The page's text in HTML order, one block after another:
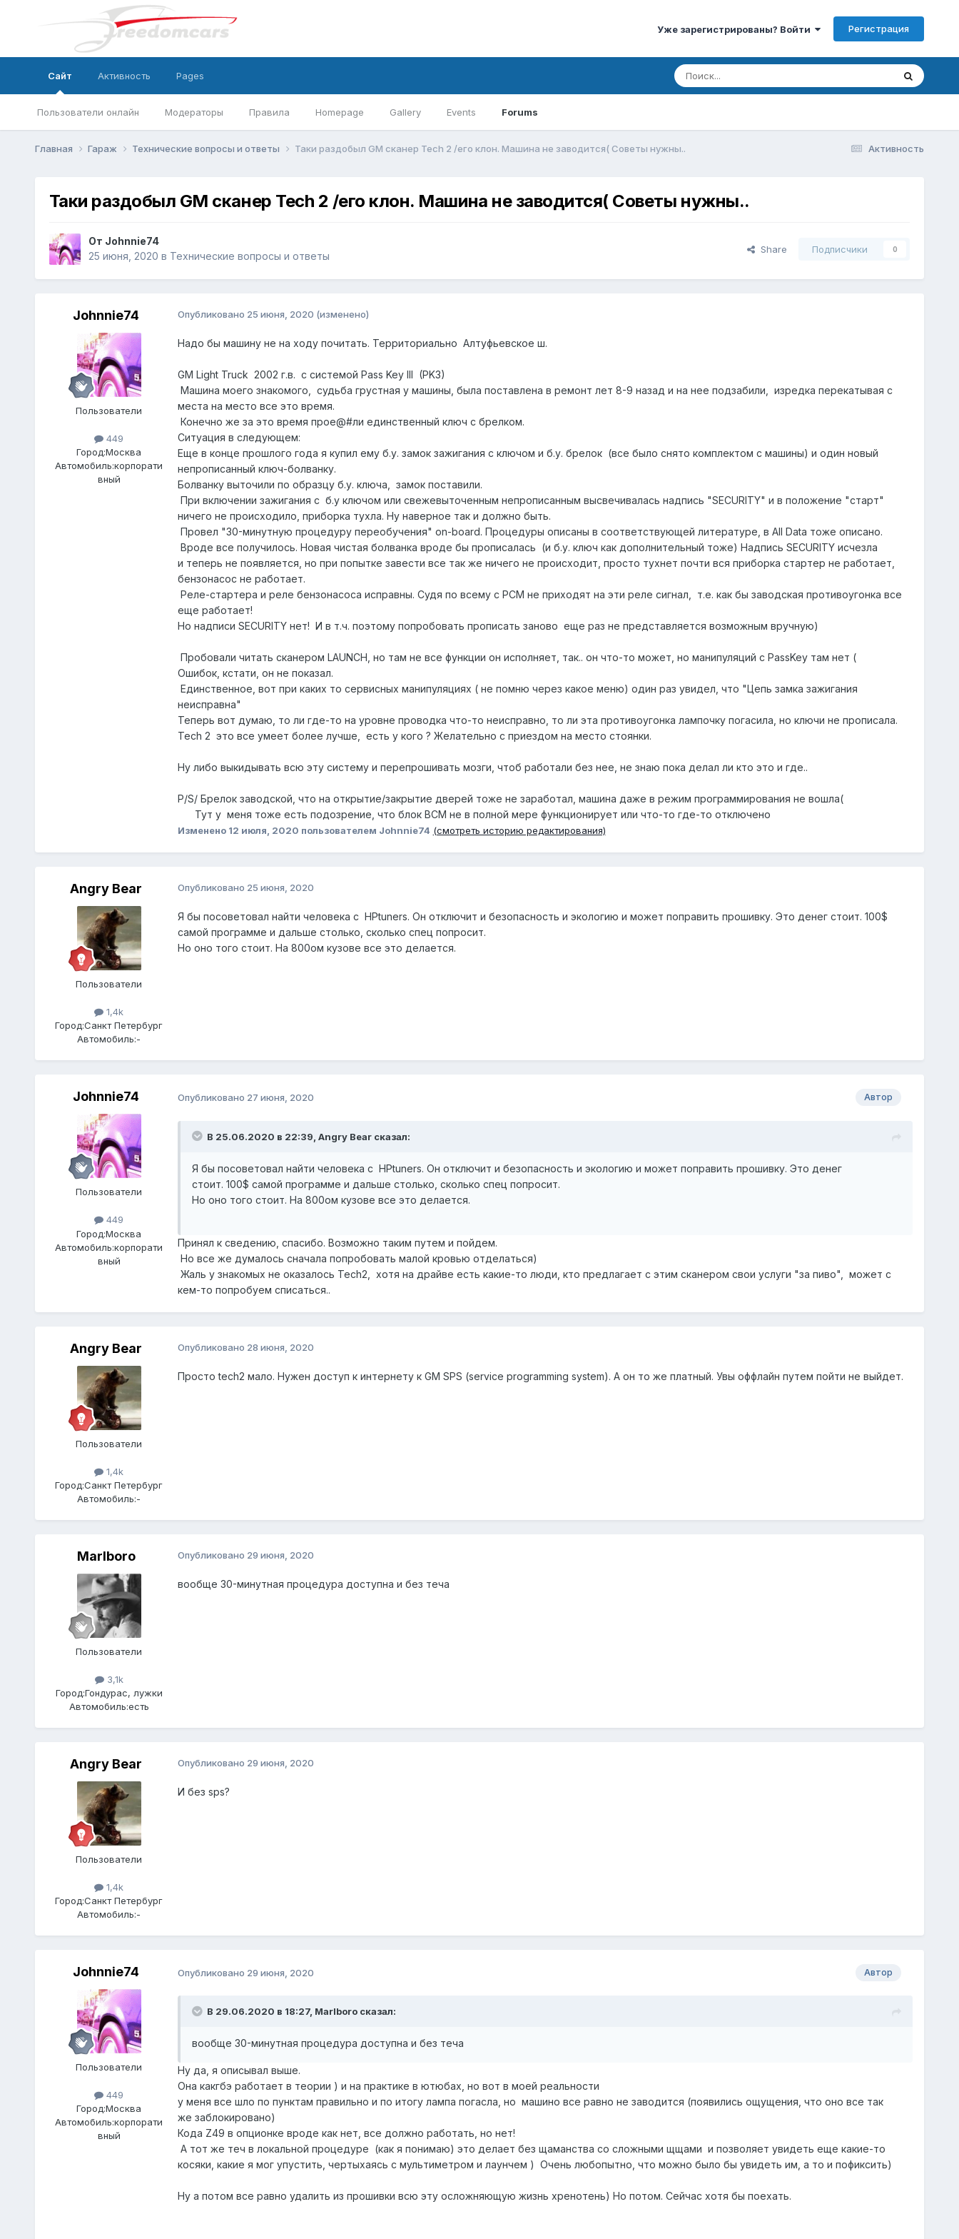
Уже зарегистрированы? Войти Регистрация
Сайт
Пользователи онлайн Модераторы Правила Homepage Gallery Events Forums
Активность Pages
Активность
Главная Гараж Технические вопросы и ответы Таки раздобыл GM сканер Tech 2 /его клон. Машина не заводится( Советы нужны..
Таки раздобыл GM сканер Tech 2 /его клон. Машина не заводится( Советы нужны..
От Johnnie74
25 июня, 2020 в Технические вопросы и ответы
Share Подписчики 0
Johnnie74
Пользователи
449
Город:Москва
Автомобиль:корпорати
вный
Опубликовано 25 июня, 2020 (изменено)
Надо бы машину не на ходу почитать. Территориально Алтуфьевское ш.
GM Light Truck 2002 г.в. с системой Pass Key III (PK3)
Машина моего знакомого, судьба грустная у машины, была поставлена в ремонт лет 8-9 назад и на нее подзабили, изредка перекатывая с
места на место все это время.
Конечно же за это время прое@#ли единственный ключ с брелком.
Ситуация в следующем:
Еще в конце прошлого года я купил ему б.у. замок зажигания с ключом и б.у. брелок (все было снято комплектом с машины) и один новый
непрописанный ключ-болванку.
Болванку выточили по образцу б.у. ключа, замок поставили.
При включении зажигания с б.у ключом или свежевыточенным непрописанным высвечивалась надпись "SECURITY" и в положение "старт"
ничего не происходило, приборка тухла. Ну наверное так и должно быть.
Провел "30-минутную процедуру переобучения" on-board. Процедуры описаны в соответствующей литературе, в All Data тоже описано.
Вроде все получилось. Новая чистая болванка вроде бы прописалась (и б.у. ключ как дополнительный тоже) Надпись SECURITY исчезла
и теперь не появляется, но при попытке завести все так же ничего не происходит, просто тухнет почти вся приборка стартер не работает,
бензонасос не работает.
Реле-стартера и реле бензонасоса исправны. Судя по всему с PCM не приходят на эти реле сигнал, т.е. как бы заводская противоугонка все
еще работает!
Но надписи SECURITY нет! И в т.ч. поэтому попробовать прописать заново еще раз не представляется возможным вручную)
Пробовали читать сканером LAUNCH, но там не все функции он исполняет, так.. он что-то может, но манипуляций с PassKey там нет (
Ошибок, кстати, он не показал.
Единственное, вот при каких то сервисных манипуляциях ( не помню через какое меню) один раз увидел, что "Цепь замка зажигания
неисправна"
Теперь вот думаю, то ли где-то на уровне проводка что-то неисправно, то ли эта противоугонка лампочку погасила, но ключи не прописала.
Tech 2 это все умеет более лучше, есть у кого ? Желательно с приездом на место стоянки.
Ну либо выкидывать всю эту систему и перепрошивать мозги, чтоб работали без нее, не знаю пока делал ли кто это и где..
P/S/ Брелок заводской, что на открытие/закрытие дверей тоже не заработал, машина даже в режим программирования не вошла(
Тут у меня тоже есть подозрение, что блок BCM не в полной мере функционирует или что-то где-то отключено
Изменено 12 июля, 2020 пользователем Johnnie74 (смотреть историю редактирования)
Angry Bear
Пользователи
1,4k
Город:Санкт Петербург
Автомобиль:-
Опубликовано 25 июня, 2020
Я бы посоветовал найти человека с HPtuners. Он отключит и безопасность и экологию и может поправить прошивку. Это денег стоит. 100$
самой программе и дальше столько, сколько спец попросит.
Но оно того стоит. На 800ом кузове все это делается.
Johnnie74
Пользователи
449
Город:Москва
Автомобиль:корпорати
вный
Автор
Опубликовано 27 июня, 2020
В 25.06.2020 в 22:39, Angry Bearсказал:
Я бы посоветовал найти человека с HPtuners. Он отключит и безопасность и экологию и может поправить прошивку. Это денег
стоит. 100$ самой программе и дальше столько, сколько спец попросит.
Но оно того стоит. На 800ом кузове все это делается.
Принял к сведению, спасибо. Возможно таким путем и пойдем.
Но все же думалось сначала попробовать малой кровью отделаться)
Жаль у знакомых не оказалось Tech2, хотя на драйве есть какие-то люди, кто предлагает с этим сканером свои услуги "за пиво", может с
кем-то попробуем списаться..
Angry Bear
Пользователи
1,4k
Город:Санкт Петербург
Автомобиль:-
Опубликовано 28 июня, 2020
Просто tech2 мало. Нужен доступ к интернету к GM SPS (service programming system). А он то же платный. Увы оффлайн путем пойти не выйдет.
Marlboro
Пользователи
3,1k
Город:Гондурас, лужки
Автомобиль:есть
Опубликовано 29 июня, 2020
вообще 30-минутная процедура доступна и без теча
Angry Bear
Пользователи
1,4k
Город:Санкт Петербург
Автомобиль:-
Опубликовано 29 июня, 2020
И без sps?
Johnnie74
Пользователи
449
Город:Москва
Автомобиль:корпорати
вный
Автор
Опубликовано 29 июня, 2020
В 29.06.2020 в 18:27, Marlboroсказал:
вообще 30-минутная процедура доступна и без теча
Ну да, я описывал выше.
Она какгбэ работает в теории ) и на практике в ютюбах, но вот в моей реальности
у меня все шло по пунктам правильно и по итогу лампа погасла, но машино все равно не заводится (появились ощущения, что оно все так
же заблокировано)
Кода Z49 в опционке вроде как нет, все должно работать, но нет!
А тот же теч в локальной процедуре (как я понимаю) это делает без щаманства со сложными щщами и позволяет увидеть еще какие-то
косяки, какие я мог упустить, чертыхаясь с мультиметром и лаунчем ) Очень любопытно, что можно было бы увидеть им, а то и пофиксить)
Ну а потом все равно удалить из прошивки всю эту осложняющую жизнь хренотень) Но потом. Сейчас хотя бы поехать.